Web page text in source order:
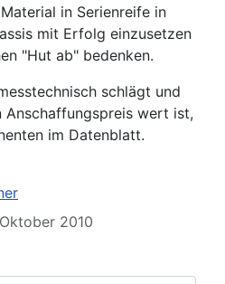
in Serienreife in
mit Erfolg einzusetzen
"Hut ab" bedenken.
schlägt und
Anschaffungspreis wert ist,
im Datenblatt.
2010